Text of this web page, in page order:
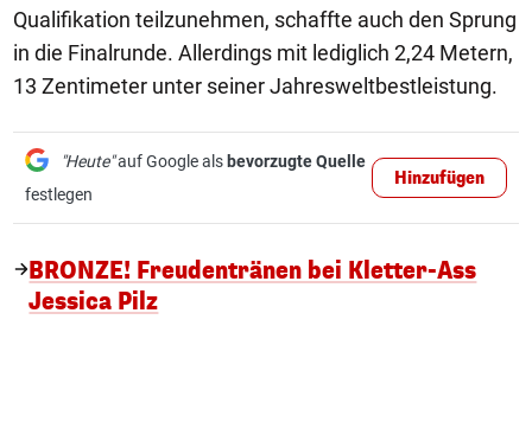
Qualifikation teilzunehmen, schaffte auch den Sprung
in die Finalrunde. Allerdings mit lediglich 2,24 Metern,
13 Zentimeter unter seiner Jahresweltbestleistung.
"Heute"auf Google als bevorzugte Quelle
festlegen
Hinzufügen
BRONZE! Freudentränen bei Kletter-Ass
Jessica Pilz